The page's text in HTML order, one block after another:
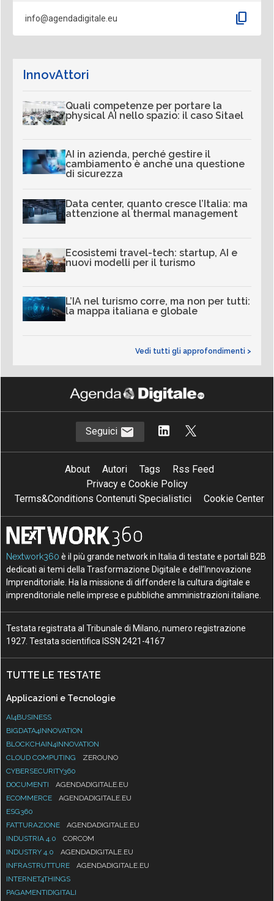
info@agendadigitale.eu content_copy
InnovAttori
Quali competenze per portare la
physical AI nello spazio: il caso Sitael
AI in azienda, perché gestire il
cambiamento è anche una questione
di sicurezza
Data center, quanto cresce l’Italia: ma
attenzione al thermal management
Ecosistemi travel-tech: startup, AI e
nuovi modelli per il turismo
L’IA nel turismo corre, ma non per tutti:
la mappa italiana e globale
Vedi tutti gli approfondimenti >
Seguici
About Autori Tags
Rss Feed
Privacy e Cookie Policy
Terms&Conditions Contenuti Specialistici
Cookie Center
Nextwork360 è il più grande network in Italia di testate e portali B2B
dedicati ai temi della Trasformazione Digitale e dell’Innovazione
Imprenditoriale. Ha la missione di diffondere la cultura digitale e
imprenditoriale nelle imprese e pubbliche amministrazioni italiane.
Testata registrata al Tribunale di Milano, numero registrazione
1927. Testata scientifica ISSN 2421-4167
TUTTE LE TESTATE
Applicazioni e Tecnologie
AI4BUSINESS
BIGDATA4INNOVATION
BLOCKCHAIN4INNOVATION
CLOUD COMPUTING
ZEROUNO
CYBERSECURITY360
DOCUMENTI
AGENDADIGITALE.EU
ECOMMERCE
AGENDADIGITALE.EU
ESG360
FATTURAZIONE
AGENDADIGITALE.EU
INDUSTRIA 4.0
CORCOM
INDUSTRY 4.0
AGENDADIGITALE.EU
INFRASTRUTTURE
AGENDADIGITALE.EU
INTERNET4THINGS
PAGAMENTIDIGITALI